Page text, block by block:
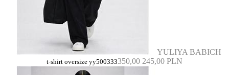
YULIYA BABICH
t-shirt oversize yy500333350,00 245,00 PLN